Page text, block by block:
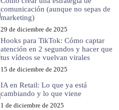
comunicación (aunque no sepas de
marketing)
29 de diciembre de 2025
Hooks para TikTok: Cómo captar
atención en 2 segundos y hacer que
tus vídeos se vuelvan virales
15 de diciembre de 2025
IA en Retail: Lo que ya está
cambiando y lo que viene
1 de diciembre de 2025